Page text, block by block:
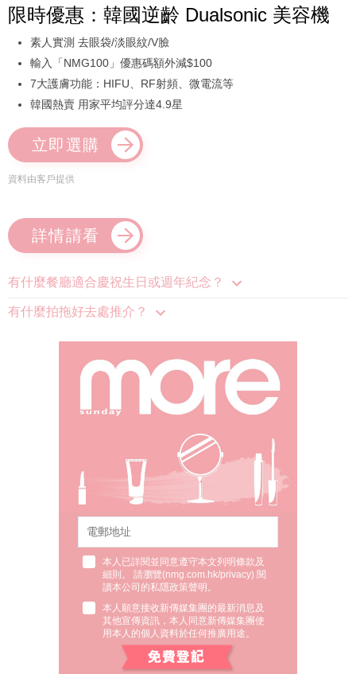
限時優惠：韓國逆齡 Dualsonic 美容機
素人實測 去眼袋/淡眼紋/V臉
輸入「NMG100」優惠碼額外減$100
7大護膚功能：HIFU、RF射頻、微電流等
韓國熱賣 用家平均評分達4.9星
立即選購
資料由客戶提供
詳情請看
有什麼餐廳適合慶祝生日或週年紀念？
有什麼拍拖好去處推介？
本人已詳閱並同意遵守本文列明條款及
細則。 請瀏覽(nmg.com.hk/privacy) 閱
讀本公司的私隱政策聲明。
本人願意接收新傳媒集團的最新消息及
其他宣傳資訊，本人同意新傳媒集團使
用本人的個人資料於任何推廣用途。